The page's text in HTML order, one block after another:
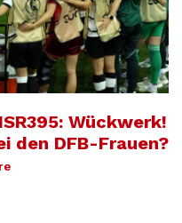
Wückwerk!
den DFB-Frauen?